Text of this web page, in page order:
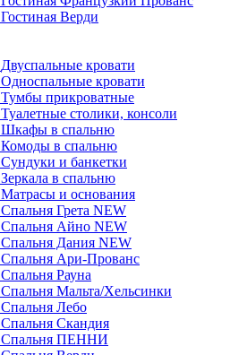
Гостиная Верди
Двуспальные кровати
Односпальные кровати
Тумбы прикроватные
Туалетные столики, консоли
Шкафы в спальню
Комоды в спальню
Сундуки и банкетки
Зеркала в спальню
Матрасы и основания
Спальня Грета NEW
Спальня Айно NEW
Спальня Дания NEW
Спальня Ари-Прованс
Спальня Рауна
Спальня Мальта/Хельсинки
Спальня Лебо
Спальня Скандия
Спальня ПЕННИ